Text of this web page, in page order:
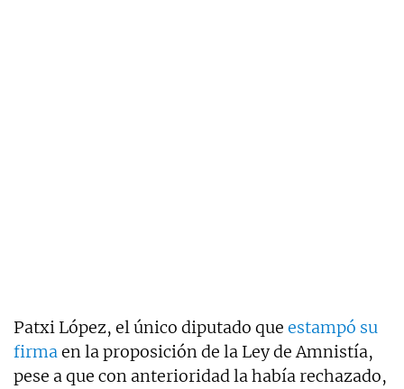
Patxi López, el único diputado que estampó su
firmaen la proposición de la Ley de Amnistía,
pese a que con anterioridad la había rechazado,